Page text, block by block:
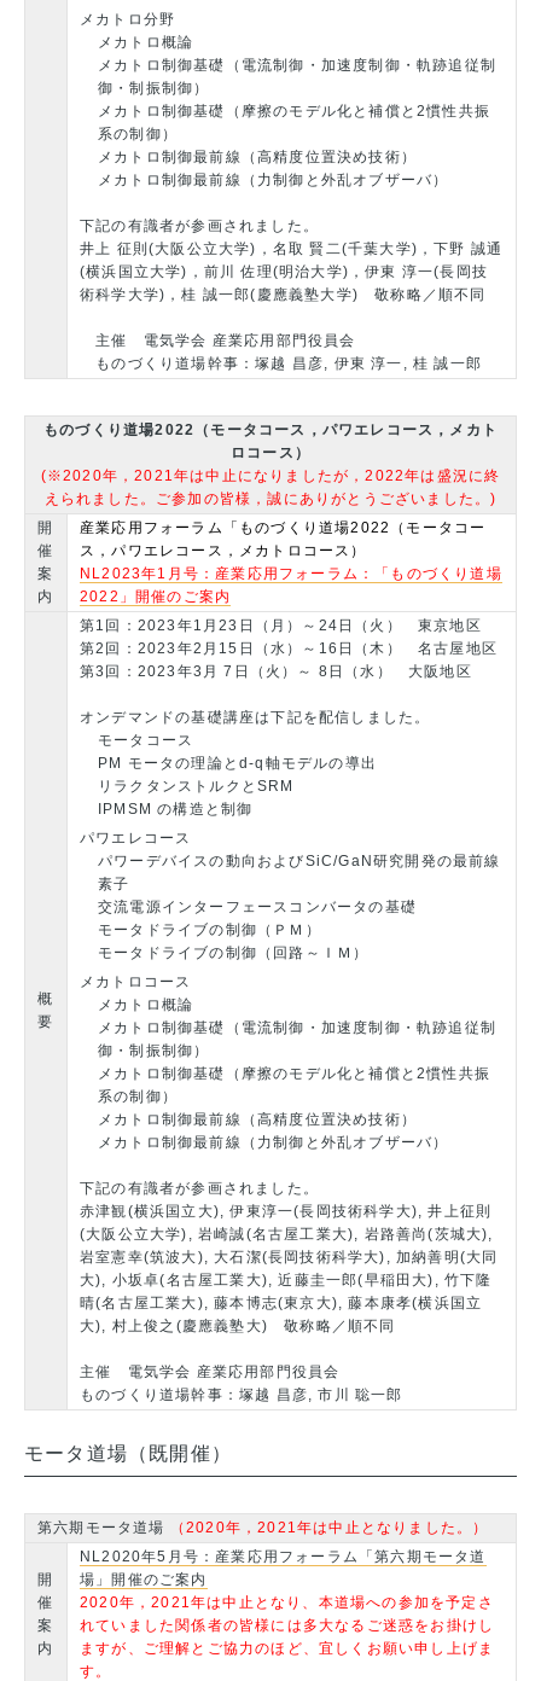
メカトロ分野
メカトロ概論
メカトロ制御基礎（電流制御・加速度制御・軌跡追従制
御・制振制御）
メカトロ制御基礎（摩擦のモデル化と補償と2慣性共振
系の制御）
メカトロ制御最前線（高精度位置決め技術）
メカトロ制御最前線（力制御と外乱オブザーバ）
下記の有識者が参画されました。
井上 征則(大阪公立大学)，名取 賢二(千葉大学)，下野 誠通
(横浜国立大学)，前川 佐理(明治大学)，伊東 淳一(長岡技
術科学大学)，桂 誠一郎(慶應義塾大学) 敬称略／順不同
主催 電気学会 産業応用部門役員会
ものづくり道場幹事：塚越 昌彦, 伊東 淳一, 桂 誠一郎
ものづくり道場2022（モータコース，パワエレコース，メカト
ロコース）
(※2020年，2021年は中止になりましたが，2022年は盛況に終
えられました。ご参加の皆様，誠にありがとうございました。)
開
催
案
内
産業応用フォーラム「ものづくり道場2022（モータコー
ス，パワエレコース，メカトロコース）
NL2023年1月号：産業応用フォーラム：「ものづくり道場
2022」開催のご案内
概
要
第1回：2023年1月23日（月）～24日（火） 東京地区
第2回：2023年2月15日（水）～16日（木） 名古屋地区
第3回：2023年3月 7日（火）～ 8日（水） 大阪地区
オンデマンドの基礎講座は下記を配信しました。
モータコース
PM モータの理論とd-q軸モデルの導出
リラクタンストルクとSRM
IPMSM の構造と制御
パワエレコース
パワーデバイスの動向およびSiC/GaN研究開発の最前線
素子
交流電源インターフェースコンバータの基礎
モータドライブの制御（ＰＭ）
モータドライブの制御（回路～ＩＭ）
メカトロコース
メカトロ概論
メカトロ制御基礎（電流制御・加速度制御・軌跡追従制
御・制振制御）
メカトロ制御基礎（摩擦のモデル化と補償と2慣性共振
系の制御）
メカトロ制御最前線（高精度位置決め技術）
メカトロ制御最前線（力制御と外乱オブザーバ）
下記の有識者が参画されました。
赤津観(横浜国立大), 伊東淳一(長岡技術科学大), 井上征則
(大阪公立大学), 岩崎誠(名古屋工業大), 岩路善尚(茨城大),
岩室憲幸(筑波大), 大石潔(長岡技術科学大), 加納善明(大同
大), 小坂卓(名古屋工業大), 近藤圭一郎(早稲田大), 竹下隆
晴(名古屋工業大), 藤本博志(東京大), 藤本康孝(横浜国立
大), 村上俊之(慶應義塾大) 敬称略／順不同
主催 電気学会 産業応用部門役員会
ものづくり道場幹事：塚越 昌彦, 市川 聡一郎
モータ道場（既開催）
第六期モータ道場 （2020年，2021年は中止となりました。）
開
催
案
内
NL2020年5月号：産業応用フォーラム「第六期モータ道
場」開催のご案内
2020年，2021年は中止となり、本道場への参加を予定さ
れていました関係者の皆様には多大なるご迷惑をお掛けし
ますが、ご理解とご協力のほど、宜しくお願い申し上げま
す。